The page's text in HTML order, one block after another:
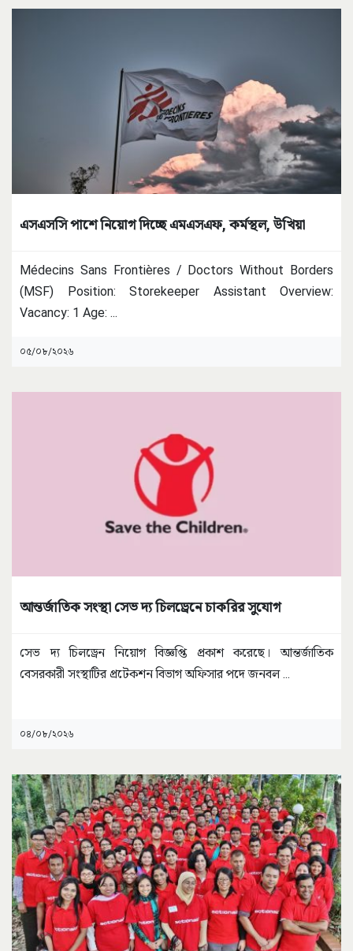
এসএসসি পাশে নিয়োগ দিচ্ছে এমএসএফ, কর্মস্থল, উখিয়া
Médecins Sans Frontières / Doctors Without Borders
(MSF) Position: Storekeeper Assistant Overview:
Vacancy: 1 Age: ...
০৫/০৮/২০২৬
আন্তর্জাতিক সংস্থা সেভ দ্য চিলড্রেনে চাকরির সুযোগ
সেভ দ্য চিলড্রেন নিয়োগ বিজ্ঞপ্তি প্রকাশ করেছে। আন্তর্জাতিক
বেসরকারী সংস্থাটির প্রটেকশন বিভাগ অফিসার পদে জনবল...
০৪/০৮/২০২৬